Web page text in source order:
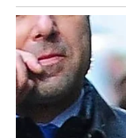
pozitivne
Sudbina vam
mogla da promene
razgovor, poruka,